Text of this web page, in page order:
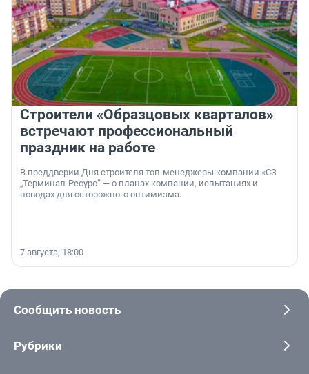
Строители «Образцовых кварталов»
встречают профессиональный
праздник на работе
В преддверии Дня строителя топ-менеджеры компании «СЗ
„Терминал-Ресурс“ — о планах компании, испытаниях и
поводах для осторожного оптимизма.
7 августа, 18:00
Сообщить новость
Рубрики